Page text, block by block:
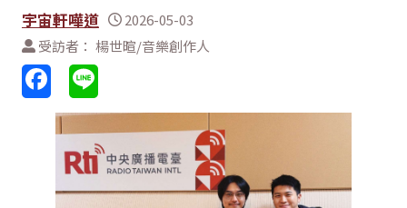
宇宙軒嘩道
2026-05-03
受訪者： 楊世暄/音樂創作人